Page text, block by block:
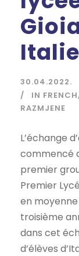
Italie
30.04.2022.
IN FRENCH,
RAZMJENE
L’échange
commencé
premier
Premier
en moyenne
troisième
dans cet
d’élèves